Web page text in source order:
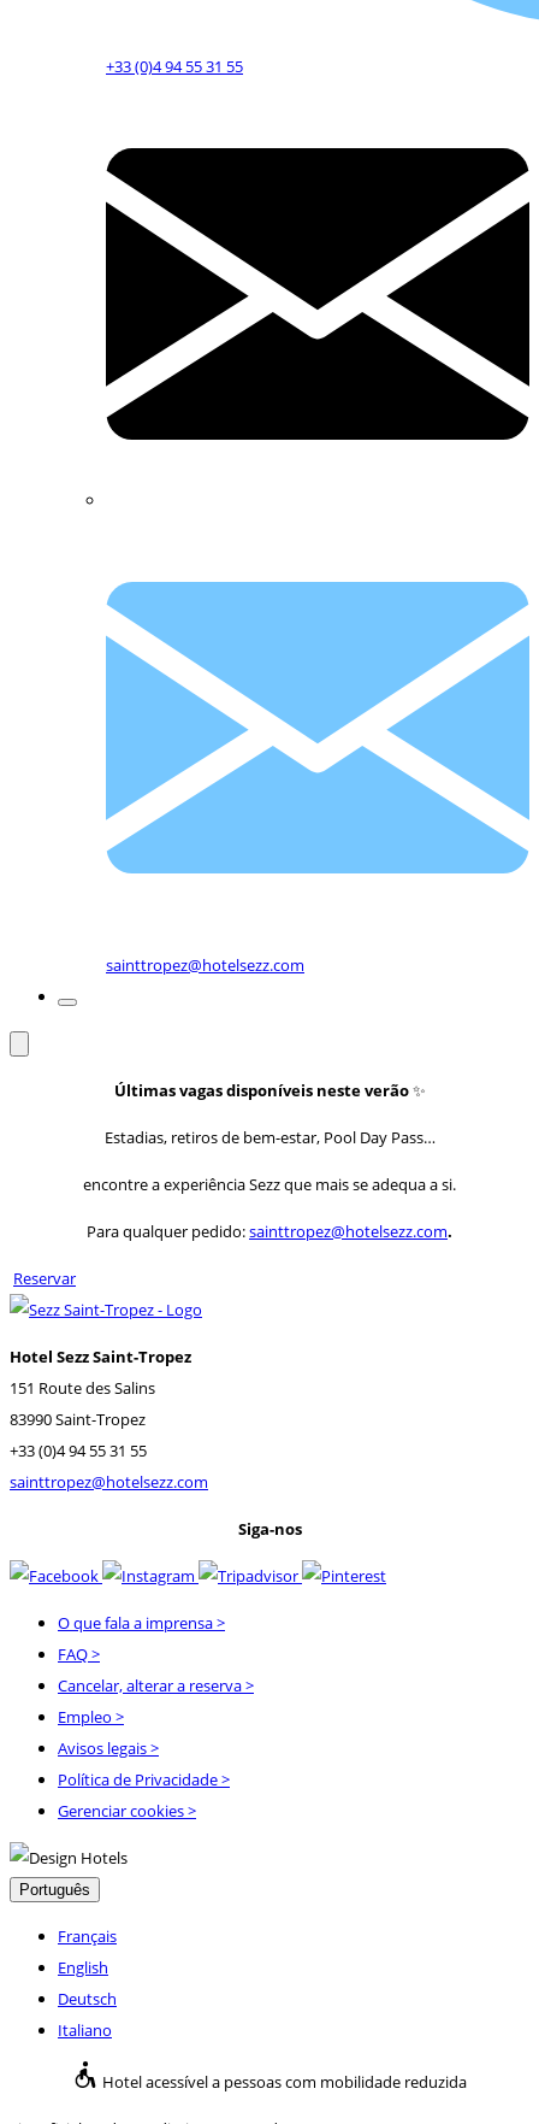
+33 (0)4 94 55 31 55
sainttropez@hotelsezz.com
Últimas vagas disponíveis neste verão✨
Estadias, retiros de bem-estar, Pool Day Pass…
encontre a experiência Sezz que mais se adequa a si.
Para qualquer pedido:sainttropez@hotelsezz.com.
Reservar
Hotel Sezz Saint-Tropez
151 Route des Salins
83990 Saint-Tropez
+33 (0)4 94 55 31 55
sainttropez@hotelsezz.com
Siga-nos
O que fala a imprensa>
FAQ>
Cancelar, alterar a reserva>
Empleo >
Avisos legais>
Política de Privacidade>
Gerenciar cookies >
Português
Français
English
Deutsch
Italiano
Hotel acessível a pessoas com mobilidade reduzida